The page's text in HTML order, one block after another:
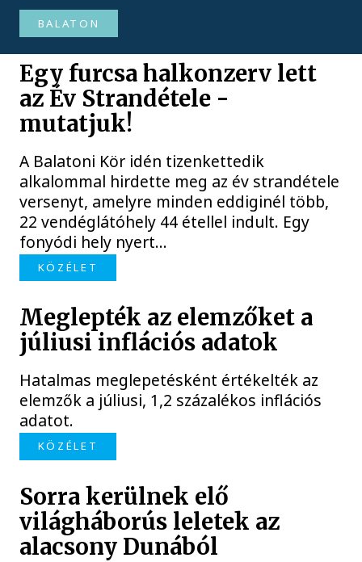
BALATON
Egy furcsa halkonzerv lett
az Év Strandétele -
mutatjuk!
A Balatoni Kör idén tizenkettedik
alkalommal hirdette meg az év strandétele
versenyt, amelyre minden eddiginél több,
22 vendéglátóhely 44 étellel indult. Egy
fonyódi hely nyert...
KÖZÉLET
Meglepték az elemzőket a
júliusi inflációs adatok
Hatalmas meglepetésként értékelték az
elemzők a júliusi, 1,2 százalékos inflációs
adatot.
KÖZÉLET
Sorra kerülnek elő
világháborús leletek az
alacsony Dunából